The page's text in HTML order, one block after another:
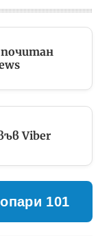
Viber
101